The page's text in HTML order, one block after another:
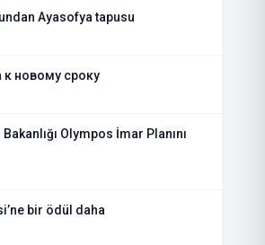
Ayasofya tapusu
к новому сроку
Olympos İmar Planını
bir ödül daha